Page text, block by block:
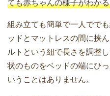
ても赤ちゃんの様子がわか
組み立ても簡単で一人でで
ッドとマットレスの間に挟
ルトという紐で長さを調整
状のものをベッドの端にひ
いうことはありません。